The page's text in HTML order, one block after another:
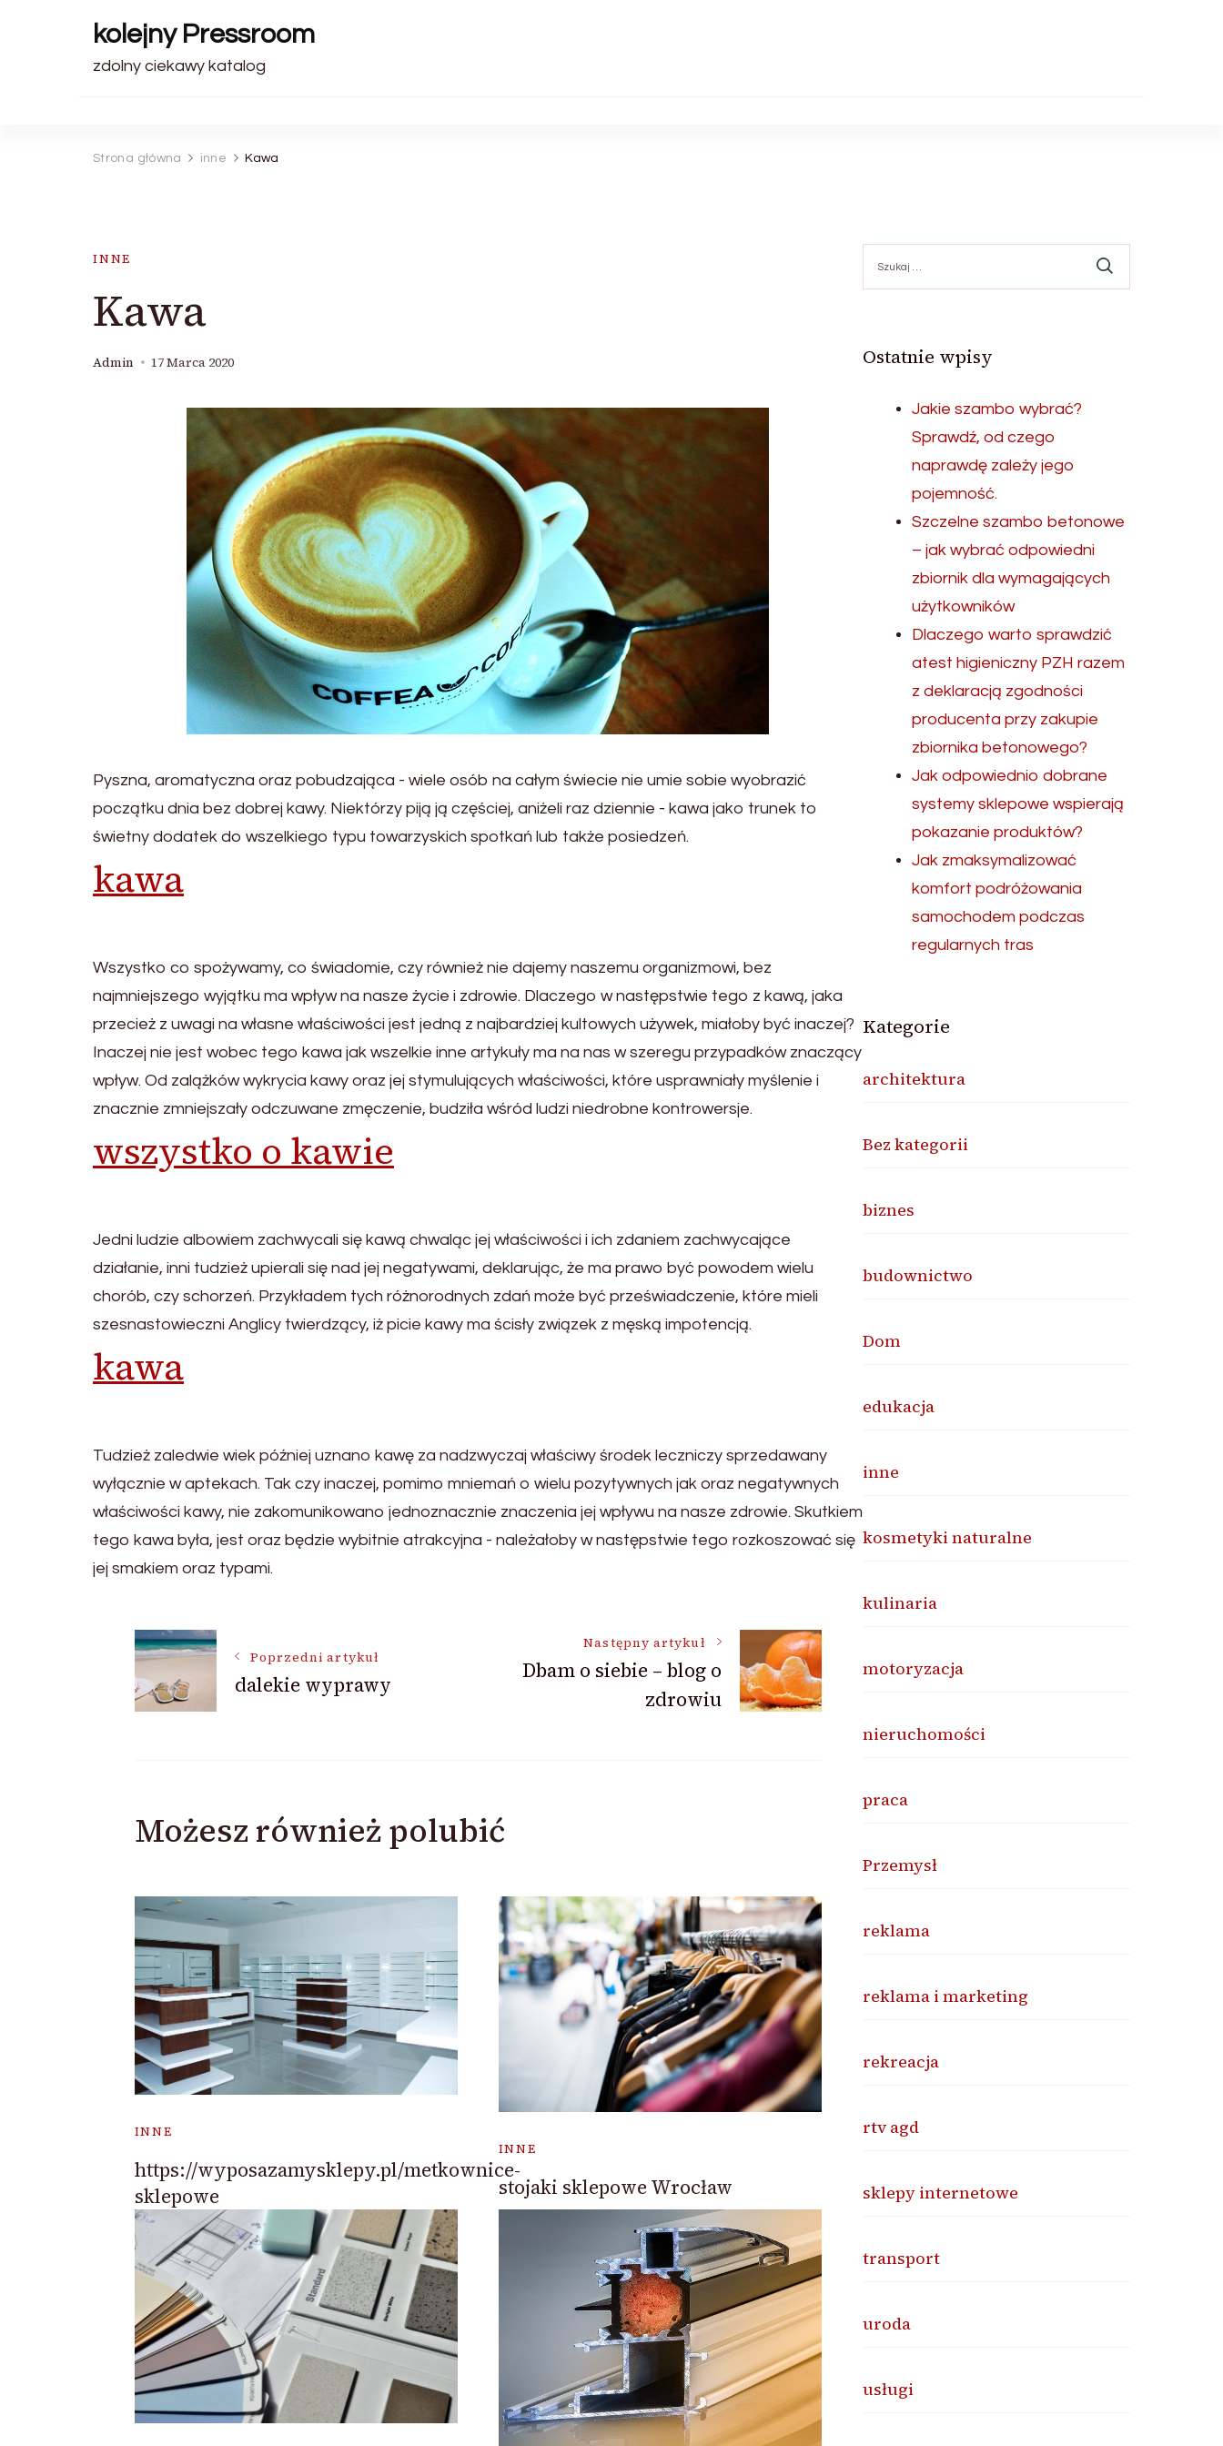
kolejny Pressroom
zdolny ciekawy katalog
Strona główna inne Kawa
INNE
Kawa
Admin 17 Marca 2020
Pyszna, aromatyczna oraz pobudzająca - wiele osób na całym świecie nie umie sobie wyobrazić
początku dnia bez dobrej kawy. Niektórzy piją ją częściej, aniżeli raz dziennie - kawa jako trunek to
świetny dodatek do wszelkiego typu towarzyskich spotkań lub także posiedzeń.
kawa
Wszystko co spożywamy, co świadomie, czy również nie dajemy naszemu organizmowi, bez
najmniejszego wyjątku ma wpływ na nasze życie i zdrowie. Dlaczego w następstwie tego z kawą, jaka
przecież z uwagi na własne właściwości jest jedną z najbardziej kultowych używek, miałoby być inaczej?
Inaczej nie jest wobec tego kawa jak wszelkie inne artykuły ma na nas w szeregu przypadków znaczący
wpływ. Od zalążków wykrycia kawy oraz jej stymulujących właściwości, które usprawniały myślenie i
znacznie zmniejszały odczuwane zmęczenie, budziła wśród ludzi niedrobne kontrowersje.
wszystko o kawie
Jedni ludzie albowiem zachwycali się kawą chwaląc jej właściwości i ich zdaniem zachwycające
działanie, inni tudzież upierali się nad jej negatywami, deklarując, że ma prawo być powodem wielu
chorób, czy schorzeń. Przykładem tych różnorodnych zdań może być przeświadczenie, które mieli
szesnastowieczni Anglicy twierdzący, iż picie kawy ma ścisły związek z męską impotencją.
kawa
Tudzież zaledwie wiek później uznano kawę za nadzwyczaj właściwy środek leczniczy sprzedawany
wyłącznie w aptekach. Tak czy inaczej, pomimo mniemań o wielu pozytywnych jak oraz negatywnych
właściwości kawy, nie zakomunikowano jednoznacznie znaczenia jej wpływu na nasze zdrowie. Skutkiem
tego kawa była, jest oraz będzie wybitnie atrakcyjna - należałoby w następstwie tego rozkoszować się
jej smakiem oraz typami.
Nawigacja
wpisu
Poprzedni artykuł
dalekie wyprawy
Następny artykuł
Dbam o siebie – blog o
zdrowiu
Możesz również polubić
INNE
https://wyposazamysklepy.pl/metkownice-
sklepowe
INNE
stojaki sklepowe Wrocław
Ostatnie wpisy
Jakie szambo wybrać?
Sprawdź, od czego
naprawdę zależy jego
pojemność.
Szczelne szambo betonowe
– jak wybrać odpowiedni
zbiornik dla wymagających
użytkowników
Dlaczego warto sprawdzić
atest higieniczny PZH razem
z deklaracją zgodności
producenta przy zakupie
zbiornika betonowego?
Jak odpowiednio dobrane
systemy sklepowe wspierają
pokazanie produktów?
Jak zmaksymalizować
komfort podróżowania
samochodem podczas
regularnych tras
Kategorie
architektura
Bez kategorii
biznes
budownictwo
Dom
edukacja
inne
kosmetyki naturalne
kulinaria
motoryzacja
nieruchomości
praca
Przemysł
reklama
reklama i marketing
rekreacja
rtv agd
sklepy internetowe
transport
uroda
usługi